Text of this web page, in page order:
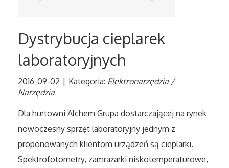
Dla Dzieci
Meble
Wyposażenie Wnętrz
Wyposażenie Łazienki
Odzież
Dystrybucja cieplarek
laboratoryjnych
2016-09-02 | Kategoria: Elektronarzędzia /
Narzędzia
Dla hurtowni Alchem Grupa dostarczającej na rynek
nowoczesny sprzęt laboratoryjny jednym z
proponowanych klientom urządzeń są cieplarki.
Spektrofotometry, zamrażarki niskotemperaturowe,